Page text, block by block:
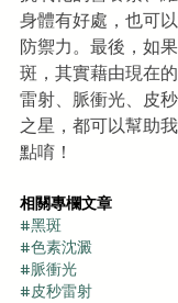
身體有好處，也可
防禦力。最後，如
斑，其實藉由現在
雷射、脈衝光、皮
之星，都可以幫助
點唷！
相關專欄文章
#黑斑
#色素沈澱
#脈衝光
#皮秒雷射